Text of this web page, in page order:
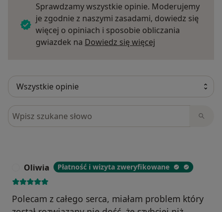
Sprawdzamy wszystkie opinie. Moderujemy
je zgodnie z naszymi zasadami, dowiedz się
więcej o opiniach i sposobie obliczania
gwiazdek na Dowiedz się więcej
Szukaj w opiniach
Oliwia Płatność i wizyta zweryfikowane
Polecam z całego serca, miałam problem który